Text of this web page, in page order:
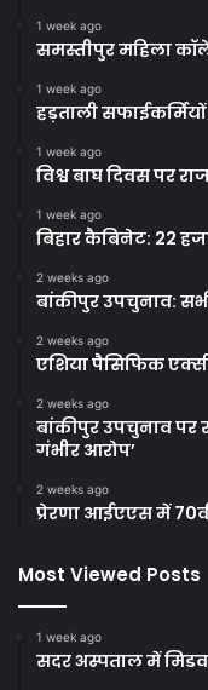
1 week ago
समस्तीपुर महिला
1 week ago
हड़ताली
1 week ago
विश्व बाघ दिवस पर
1 week ago
बिहार कैबिनेट: 22
2 weeks ago
बांकीपुर उपचुनाव:
2 weeks ago
एशिया पैसिफिक
2 weeks ago
बांकीपुर उपचुनाव पर
गंभीर आरोप’
2 weeks ago
प्रेरणा आईएएस में
Most Viewed Posts
1 week ago
सदर अस्पताल में